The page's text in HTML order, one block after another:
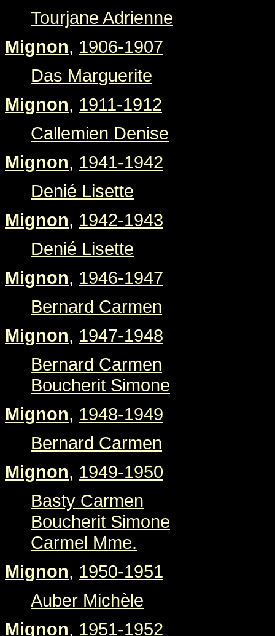
Tourjane Adrienne
Mignon, 1906-1907
Das Marguerite
Mignon, 1911-1912
Callemien Denise
Mignon, 1941-1942
Denié Lisette
Mignon, 1942-1943
Denié Lisette
Mignon, 1946-1947
Bernard Carmen
Mignon, 1947-1948
Bernard Carmen
Boucherit Simone
Mignon, 1948-1949
Bernard Carmen
Mignon, 1949-1950
Basty Carmen
Boucherit Simone
Carmel Mme.
Mignon, 1950-1951
Auber Michèle
Mignon, 1951-1952